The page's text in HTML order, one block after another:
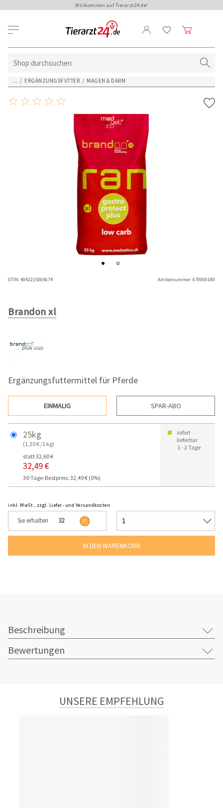
Willkommen auf Tierarzt24.de!
... / ERGÄNZUNGSFUTTER / MAGEN & DARM
GTIN:4042215005674 Artikelnummer:670000180
Brandon xl
Ergänzungsfuttermittel für Pferde
EINMALIG SPAR-ABO
25kg
(1,30 € /1 kg)
statt 32,60 €
32,49 €
30-Tage-Bestpreis: 32,49 € (0%)
sofort
lieferbar
1 - 2 Tage
inkl. MwSt., zzgl. Liefer- und Versandkosten
Sie erhalten 32
Beschreibung
Bewertungen
UNSERE EMPFEHLUNG